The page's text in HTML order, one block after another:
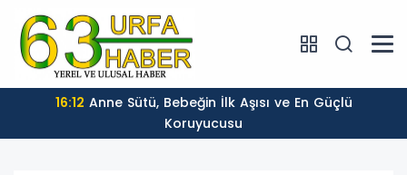
16:12
Koruyucusu